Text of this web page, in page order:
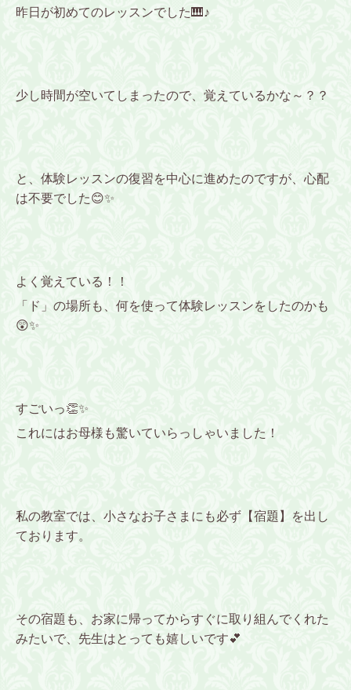
昨日が初めてのレッスンでした🎹♪
少し時間が空いてしまったので、覚えているかな～？？
と、体験レッスンの復習を中心に進めたのですが、心配
は不要でした😊✨
よく覚えている！！
「ド」の場所も、何を使って体験レッスンをしたのかも
😲✨
すごいっ👏✨
これにはお母様も驚いていらっしゃいました！
私の教室では、小さなお子さまにも必ず【宿題】を出し
ております。
その宿題も、お家に帰ってからすぐに取り組んでくれた
みたいで、先生はとっても嬉しいです💕